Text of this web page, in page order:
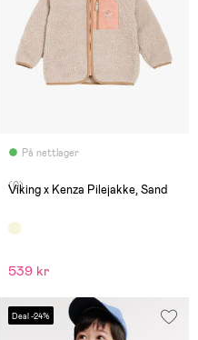
På nettlager
(0)
Viking x Kenza Pilejakke, Sand
539 kr
Deal -24%